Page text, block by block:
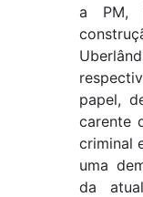
a PM,
papel,
carente
criminal
uma
da